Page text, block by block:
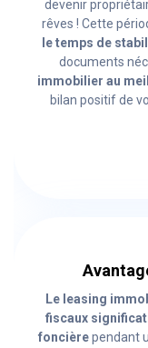
devenir
rêves ! Cette
le temps de
documents
immobilier au
bilan positif de
Le leasing
fiscaux
foncièrependant